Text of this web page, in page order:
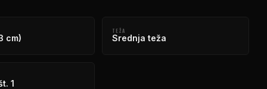
cm)
TEŽA
Srednja teža
1